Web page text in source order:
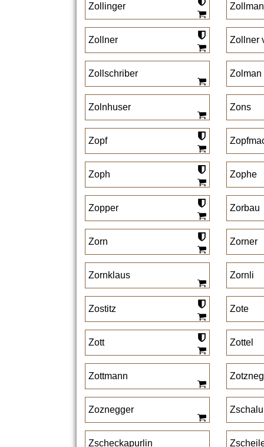
Zollinger
Zollner Zollner
Zollschriber Zolman
Zolnhuser Zons
Zopf
Zoph Zophe
Zopper Zorbau
Zorn Zorner
Zornklaus Zornli
Zostitz Zote
Zott Zottel
Zottmann
Zoznegger
Zscheckapurlin